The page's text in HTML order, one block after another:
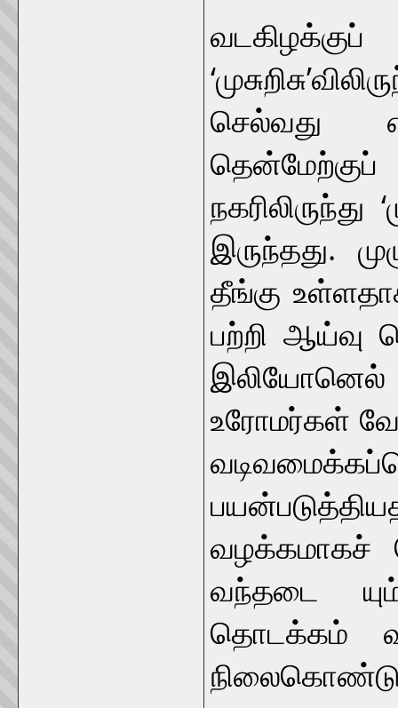
செல்வது
நகரிலிருந்து
இருந்தது.
தீங்கு
பற்றி ஆய்வு
இலியோனெல்
உரோமர்கள்
வழக்கமாகச்
வந்தடை
தொடக்கம்
நிலைகொண்டு